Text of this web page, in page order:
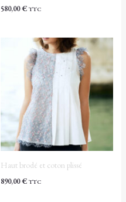
580,00€ TTC
Haut brodé et coton plissé
890,00€ TTC